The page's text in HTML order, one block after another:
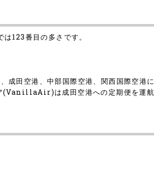
123番目の多さです。
田空港、中部国際空港、関西国際空港に
(VanillaAir)は成田空港への定期便を運航